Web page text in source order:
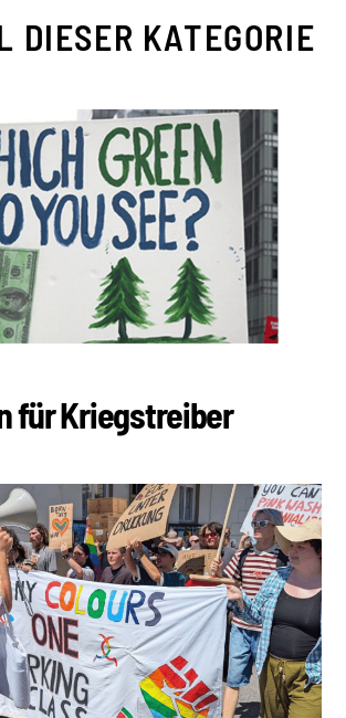
DIESER KATEGORIE
für Kriegstreiber